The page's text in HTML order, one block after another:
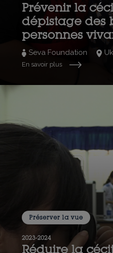
Prévenir la
dépistage des
personnes
Seva Foundation
En savoir plus
Préserver la vue
2023-2024
Réduire la